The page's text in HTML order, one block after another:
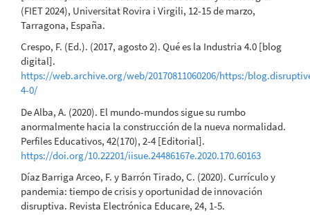
(FIET 2024), Universitat Rovira i Virgili, 12-15 de marzo,
Tarragona, España.
Crespo, F. (Ed.). (2017, agosto 2). Qué es la Industria 4.0 [blog
digital].
https://web.archive.org/web/20170811060206/https:/
4-0/
De Alba, A. (2020). El mundo-mundos sigue su rumbo
anormalmente hacia la construcción de la nueva normalidad.
Perfiles Educativos, 42(170), 2-4 [Editorial].
https://doi.org/10.22201/iisue.24486167e.2020.170.60163
Díaz Barriga Arceo, F. y Barrón Tirado, C. (2020). Currículo y
pandemia: tiempo de crisis y oportunidad de innovación
disruptiva. Revista Electrónica Educare, 24, 1-5.